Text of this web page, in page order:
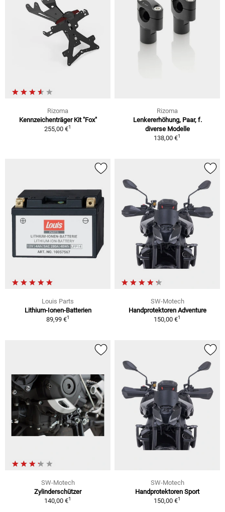
Rizoma
Kennzeichenträger Kit "Fox"
255,00 €1
Rizoma
Lenkererhöhung, Paar, f.
diverse Modelle
138,00 €1
Louis Parts
Lithium-Ionen-Batterien
89,99 €1
SW-Motech
Handprotektoren Adventure
150,00 €1
SW-Motech
Zylinderschützer
140,00 €1
SW-Motech
Handprotektoren Sport
150,00 €1